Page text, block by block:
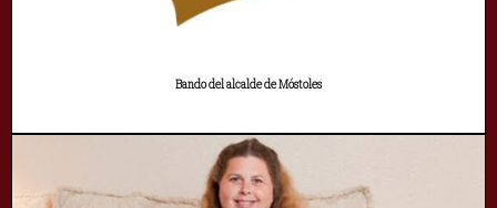
Bando del alcalde de Móstoles